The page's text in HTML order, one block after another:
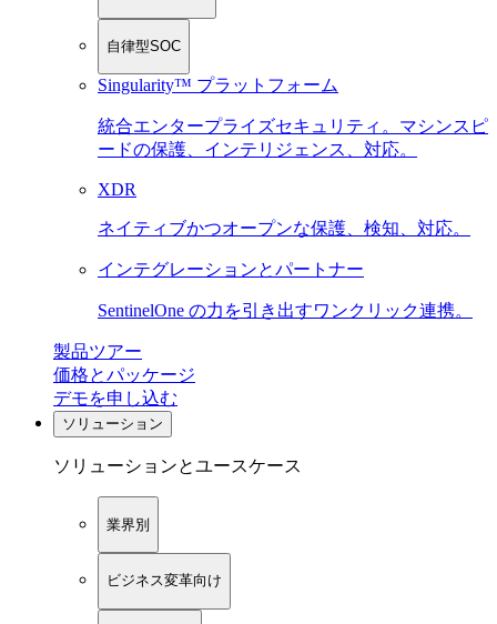
自律型SOC
Singularity™ プラットフォーム
統合エンタープライズセキュリティ。マシンスピ
ードの保護、インテリジェンス、対応。
XDR
ネイティブかつオープンな保護、検知、対応。
インテグレーションとパートナー
SentinelOne の力を引き出すワンクリック連携。
製品ツアー
価格とパッケージ
デモを申し込む
ソリューション
ソリューションとユースケース
業界別
ビジネス変革向け